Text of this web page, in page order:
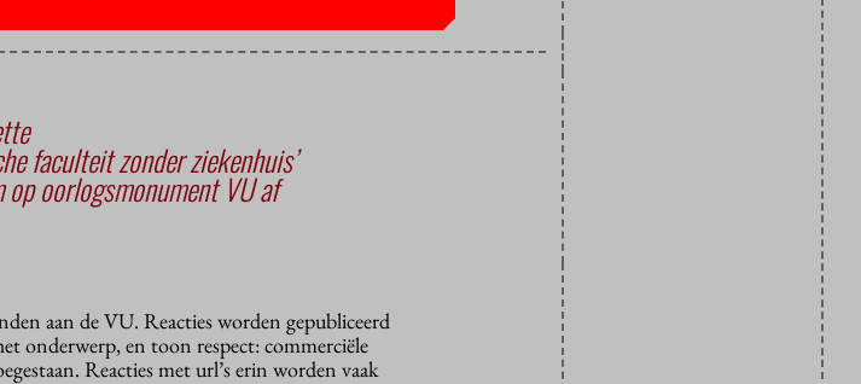
faculteit zonder ziekenhuis’
op oorlogsmonument VU af
aan de VU. Reacties worden gepubliceerd
onderwerp, en toon respect: commerciële
Reacties met url’s erin worden vaak